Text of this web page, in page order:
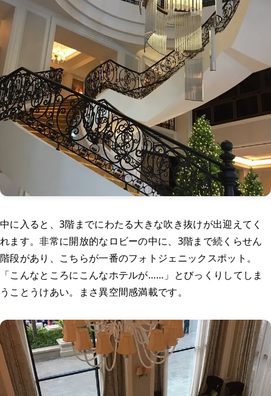
中に入ると、3階までにわたる大きな吹き抜けが出迎えてく
れます。非常に開放的なロビーの中に、3階まで続くらせん
階段があり、こちらが一番のフォトジェニックスポット。
「こんなところにこんなホテルが……」とびっくりしてしま
うことうけあい。まさ異空間感満載です。